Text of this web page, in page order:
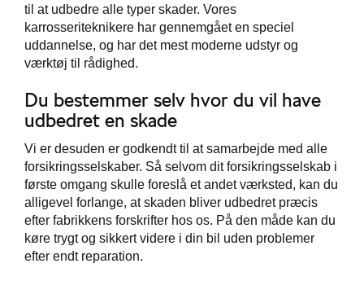
til at udbedre alle typer skader. Vores
karrosseriteknikere har gennemgået en speciel
uddannelse, og har det mest moderne udstyr og
værktøj til rådighed.
Du bestemmer selv hvor du vil have
udbedret en skade
Vi er desuden er godkendt til at samarbejde med alle
forsikringsselskaber. Så selvom dit forsikringsselskab i
første omgang skulle foreslå et andet værksted, kan du
alligevel forlange, at skaden bliver udbedret præcis
efter fabrikkens forskrifter hos os. På den måde kan du
køre trygt og sikkert videre i din bil uden problemer
efter endt reparation.